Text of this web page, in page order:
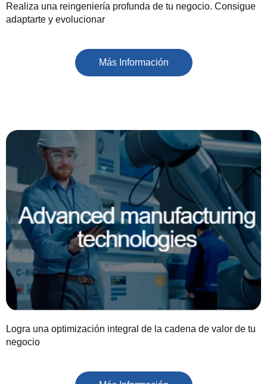
Realiza una reingeniería profunda de tu negocio. Consigue
adaptarte y evolucionar
Más Información
Logra una optimización integral de la cadena de valor de tu
negocio